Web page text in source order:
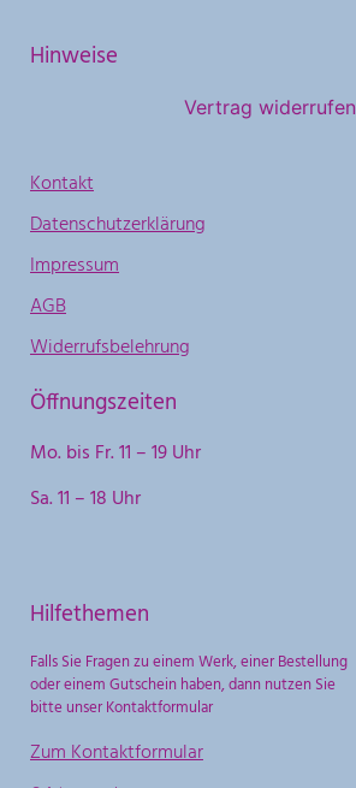
Hinweise
Vertrag widerrufen
Kontakt
Datenschutzerklärung
Impressum
AGB
Widerrufsbelehrung
Öffnungszeiten
Mo. bis Fr. 11 – 19 Uhr
Sa. 11 – 18 Uhr
Hilfethemen
Falls Sie Fragen zu einem Werk, einer Bestellung
oder einem Gutschein haben, dann nutzen Sie
bitte unser Kontaktformular
Zum Kontaktformular